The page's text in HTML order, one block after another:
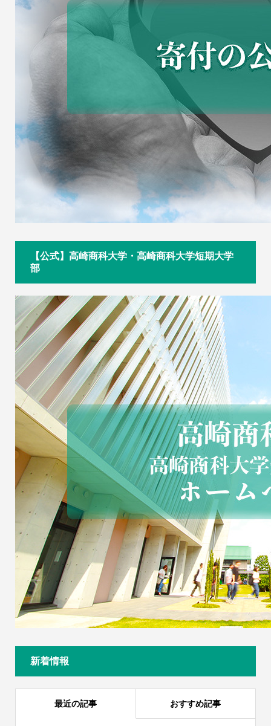
【公式】高崎商科大学・高崎商科大学短期大学
部
新着情報
最近の記事 おすすめ記事